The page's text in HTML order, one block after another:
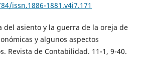
issn.1886-1881.v4i7.171
del asiento y la guerra de la oreja de
y algunos aspectos
Revista de Contabilidad. 11-1, 9-40.